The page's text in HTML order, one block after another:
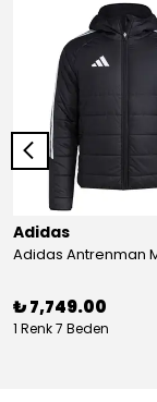
Adidas
₺ 7,749.00
1 Renk 7 Beden